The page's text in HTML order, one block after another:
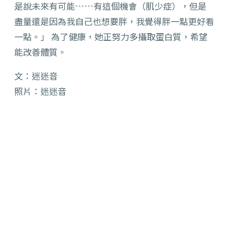
是說未來有可能……有這個機會（肌少症），但是
盡量還是因為我自己也想要胖，我覺得胖一點更好看
一點。」 為了健康，她正努力多攝取蛋白質，希望
能改善體質。
文：迷迷音
照片：迷迷音